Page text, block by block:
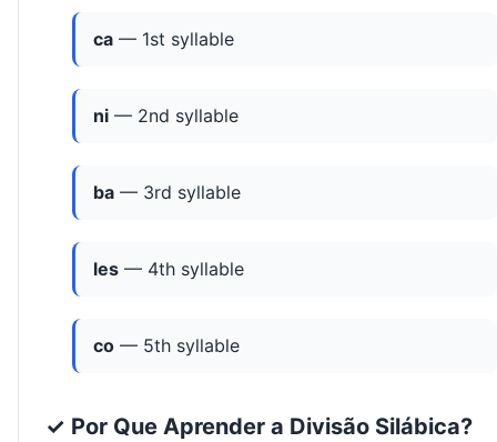
ca — 1st syllable
ni — 2nd syllable
ba — 3rd syllable
les — 4th syllable
co — 5th syllable
✓ Por Que Aprender a Divisão Silábica?